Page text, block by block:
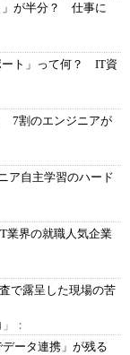
」が半分？ 仕事に
ート」って何？ IT資
7割のエンジニアが
ア自主学習のハード
業界の就職人気企業
で露呈した現場の苦
：
データ連携」が残る